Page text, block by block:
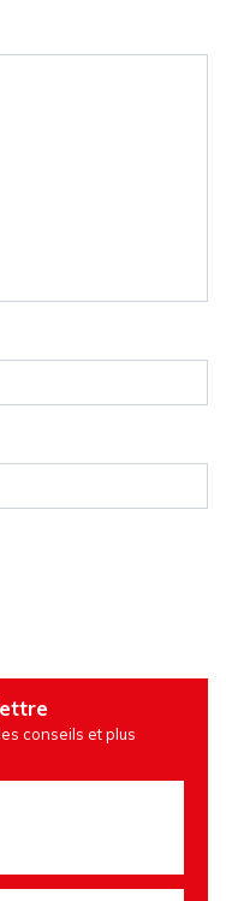
conseils et plus